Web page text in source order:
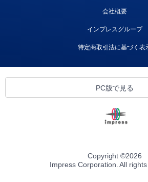
会社概要
インプレスグループ
特定商取引法に基づく表
PC版で見る
Copyright ©2026
Impress Corporation. All